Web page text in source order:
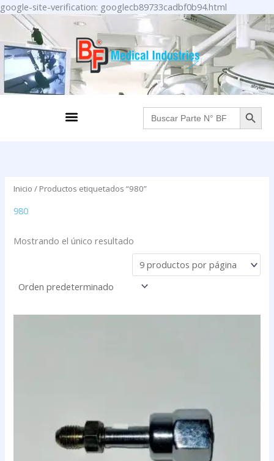
google-site-verification: googlecb89733cadbf0b94.html
al
contenido
Menu Buscar: BOTÓN DE
Inicio / Productos etiquetados “980”
980
Mostrando el único resultado